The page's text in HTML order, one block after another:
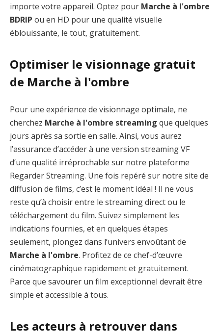
importe votre appareil. Optez pour Marche à l'ombre
BDRIP ou en HD pour une qualité visuelle
éblouissante, le tout, gratuitement.
Optimiser le visionnage gratuit
de Marche à l'ombre
Pour une expérience de visionnage optimale, ne
cherchez Marche à l'ombre streaming que quelques
jours après sa sortie en salle. Ainsi, vous aurez
l’assurance d’accéder à une version streaming VF
d’une qualité irréprochable sur notre plateforme
Regarder Streaming. Une fois repéré sur notre site de
diffusion de films, c’est le moment idéal ! Il ne vous
reste qu’à choisir entre le streaming direct ou le
téléchargement du film. Suivez simplement les
indications fournies, et en quelques étapes
seulement, plongez dans l’univers envoûtant de
Marche à l'ombre. Profitez de ce chef-d’œuvre
cinématographique rapidement et gratuitement.
Parce que savourer un film exceptionnel devrait être
simple et accessible à tous.
Les acteurs à retrouver dans